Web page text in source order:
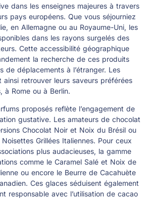
dans les enseignes majeures à travers
pays européens. Que vous séjourniez
en Allemagne ou au Royaume-Uni, les
dans les rayons surgelés des
Cette accessibilité géographique
la recherche de ces produits
de déplacements à l’étranger. Les
ainsi retrouver leurs saveurs préférées
à Rome ou à Berlin.
proposés reflète l’engagement de
gustative. Les amateurs de chocolat
Chocolat Noir et Noix du Brésil ou
Grillées Italiennes. Pour ceux
plus audacieuses, la gamme
comme le Caramel Salé et Noix de
ou encore le Beurre de Cacahuète
Ces glaces séduisent également
responsable avec l’utilisation de cacao